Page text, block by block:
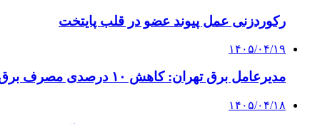
رکوردزنی عمل پیوند عضو در قلب پایتخت
۱۴۰۵/۰۴/۱۹
مدیرعامل برق تهران: کاهش ۱۰ درصدی مصرف برق، ضامن پایداری شبکه است
۱۴۰۵/۰۴/۱۸